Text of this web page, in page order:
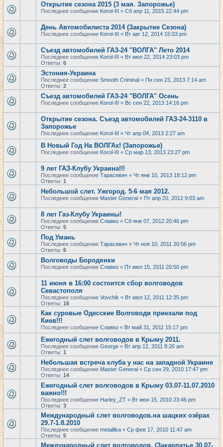
Открытие сезона 2015 (3 мая. Запорожье)
Последнее сообщение Korol-III « Сб апр 11, 2015 22:44 pm
День Автомобилиста 2014 (Закрытие Сезона)
Последнее сообщение Korol-III « Вт авг 12, 2014 15:03 pm
Съезд автомобилей ГАЗ-24 "ВОЛГА" Лето 2014
Последнее сообщение Korol-III « Вт июл 22, 2014 23:03 pm
Ответы: 6
Эстония-Украина
Последнее сообщение Smooth Criminal « Пн сен 23, 2013 7:14 am
Ответы: 2
Съезд автомобилей ГАЗ-24 "ВОЛГА" Осень
Последнее сообщение Korol-III « Вс сен 22, 2013 14:16 pm
Открытие сезона. Съезд автомобилей ГАЗ-24-3110 в
Запорожье
Последнее сообщение Korol-III « Чт апр 04, 2013 2:27 am
В Новый Год На ВОЛГАх! (Запорожье)
Последнее сообщение Korol-III « Ср мар 13, 2013 23:27 pm
9 лет ГАЗ-Клубу Украина!!!
Последнее сообщение Тарасевич « Чт янв 10, 2013 18:12 pm
Ответы: 1
Небольшой слет. Ужгород. 5-6 мая 2012.
Последнее сообщение Master General « Пт апр 20, 2012 9:03 am
8 лет Газ-Клубу Украины!
Последнее сообщение Славко « Сб янв 07, 2012 20:46 pm
Ответы: 5
Под Умань
Последнее сообщение Тарасевич « Чт ноя 10, 2011 20:56 pm
Ответы: 6
Волговоды Бородянки
Последнее сообщение Славко « Пт июл 15, 2011 20:50 pm
11 июня в 16:00 состоится сбор волговодов
Севастополя
Последнее сообщение Vovchik « Вт июл 12, 2011 12:35 pm
Ответы: 16
Как суровые Одесские Волговоди приехали под
Киев!!!
Последнее сообщение Славко « Вт май 31, 2011 15:17 pm
Ежегодный слет волговодов в Крыму 2011.
Последнее сообщение George « Вт апр 12, 2011 8:26 am
Ответы: 1
Небольшая встреча клуба у нас на западной Украине
Последнее сообщение Master General « Ср сен 29, 2010 17:47 pm
Ответы: 14
Ежегодный слет волговодов в Крыму 03.07-11.07.2010
важно!!!
Последнее сообщение Harley_ZT « Вт июн 15, 2010 23:46 pm
Ответы: 3
Международный слет волговодов.на шацких озёрах
29.7-1.8.2010
Последнее сообщение metallika « Ср фев 17, 2010 11:47 am
Ответы: 5
Международный слет волговодов. (Закарпатье 30.07-